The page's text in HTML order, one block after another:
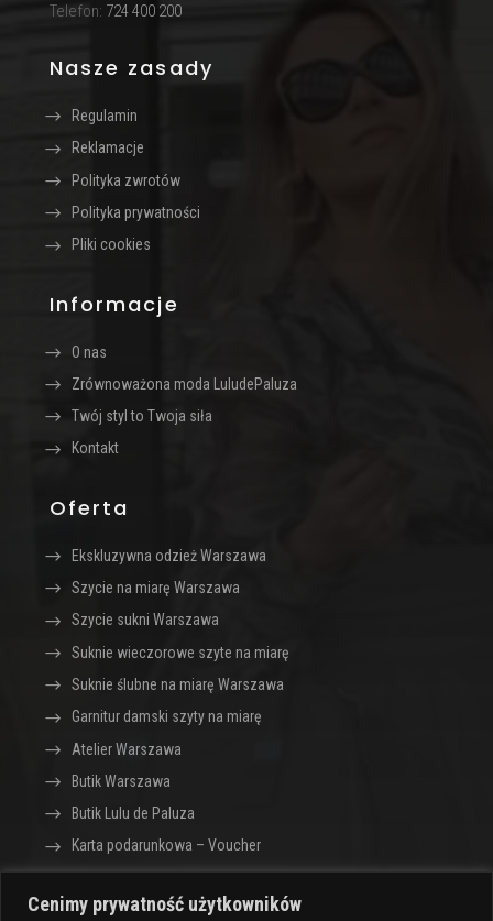
Cenimy prywatność użytkowników
Telefon: 724 400 200
Nasze zasady
Regulamin
Reklamacje
Polityka zwrotów
Polityka prywatności
Pliki cookies
Informacje
O nas
Zrównoważona moda LuludePaluza
Twój styl to Twoja siła
Kontakt
Oferta
Ekskluzywna odzież Warszawa
Szycie na miarę Warszawa
Szycie sukni Warszawa
Suknie wieczorowe szyte na miarę
Suknie ślubne na miarę Warszawa
Garnitur damski szyty na miarę
Atelier Warszawa
Butik Warszawa
Butik Lulu de Paluza
Karta podarunkowa – Voucher